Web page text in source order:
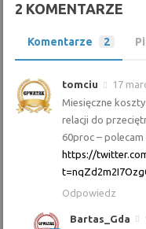
2 KOMENTARZE
Komentarze 2
tomciu
17
Miesięczne
relacji do
60proc –
https://
Odpowiedz
Bartas_Gda